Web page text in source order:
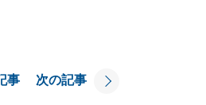
事 次の記事